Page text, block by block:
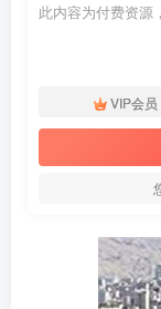
此内容为付费资源
VIP会员